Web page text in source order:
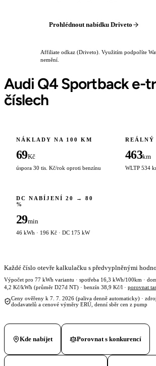
Prohlédnout nabídku Driveto
Affiliate odkaz (Driveto). Využitím podpoříte
nemění.
Audi Q4 Sportback e-
číslech
NÁKLADY NA 100 KM
69Kč
úspora 30 tis. Kč/rok oproti benzínu
REÁLNÝ
463km
WLTP 534
DC NABÍJENÍ 20 → 80
%
29min
46 kWh · 196 Kč · DC 175 kW
Každé číslo otevře kalkulačku s předvyplněnými
Výpočet pro 77 kWh variantu · spotřeba 16,3 kWh/100km ·
4,2 Kč/kWh (průměr D27d NT) · benzín 38,9 Kč/l · porovnat
Ceny ověřeny k 7. 7. 2026 (paliva denně automaticky) ·
dodavatelů a cenové výměry ERÚ, denní sběr cen z pump
Kde nabíjet Porovnat s konkurencí